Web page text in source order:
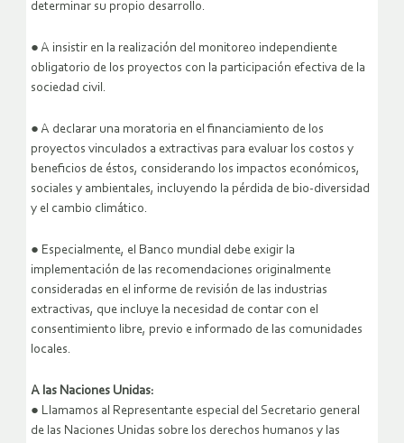
determinar su propio desarrollo.
● A insistir en la realización del monitoreo independiente
obligatorio de los proyectos con la participación efectiva de la
sociedad civil.
● A declarar una moratoria en el financiamiento de los
proyectos vinculados a extractivas para evaluar los costos y
beneficios de éstos, considerando los impactos económicos,
sociales y ambientales, incluyendo la pérdida de bio-diversidad
y el cambio climático.
● Especialmente, el Banco mundial debe exigir la
implementación de las recomendaciones originalmente
consideradas en el informe de revisión de las industrias
extractivas, que incluye la necesidad de contar con el
consentimiento libre, previo e informado de las comunidades
locales.
A las Naciones Unidas:
● Llamamos al Representante especial del Secretario general
de las Naciones Unidas sobre los derechos humanos y las